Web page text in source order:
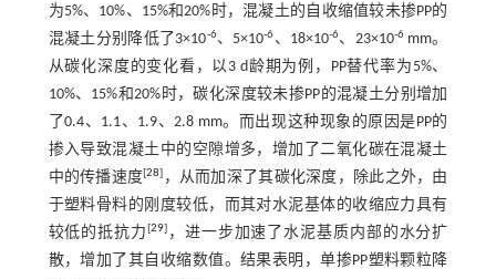
为5%、10%、15%和20%时，混凝土的自收缩值较未掺PP的
混凝土分别降低了3×10-6、5×10-6、18×10-6、23×10-6mm。
从碳化深度的变化看，以3 d龄期为例，PP替代率为5%、
10%、15%和20%时，碳化深度较未掺PP的混凝土分别增加
了0.4、1.1、1.9、2.8 mm。而出现这种现象的原因是PP的
掺入导致混凝土中的空隙增多，增加了二氧化碳在混凝土
中的传播速度[28] ，从而加深了其碳化深度，除此之外，由
于塑料骨料的刚度较低，而其对水泥基体的收缩应力具有
较低的抵抗力[29] ，进一步加速了水泥基质内部的水分扩
散，增加了其自收缩数值。结果表明，单掺PP塑料颗粒降